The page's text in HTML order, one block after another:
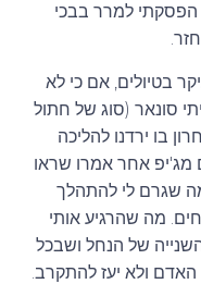
הפסקתי למרר בבכי
בטיולים, אם כי לא
סונאר (סוג של חתול
בו ירדנו להליכה
מג'יפ אחר אמרו שראו
שגרם לי להתהלך
מה שהרגיע אותי
של הנחל ושבכל
ולא יעז להתקרב.